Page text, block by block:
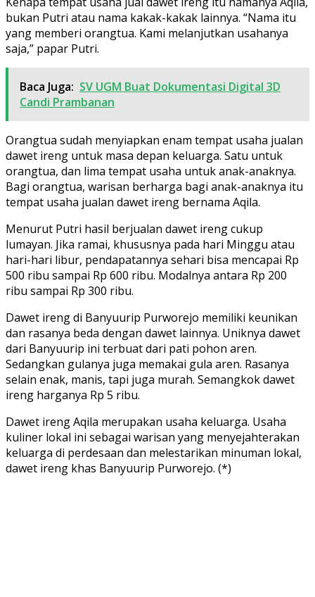
bukan Putri atau nama kakak-kakak lainnya. “Nama itu
yang memberi orangtua. Kami melanjutkan usahanya
saja,” papar Putri.
Baca Juga: SV UGM Buat Dokumentasi Digital 3D
Candi Prambanan
Orangtua sudah menyiapkan enam tempat usaha jualan
dawet ireng untuk masa depan keluarga. Satu untuk
orangtua, dan lima tempat usaha untuk anak-anaknya.
Bagi orangtua, warisan berharga bagi anak-anaknya itu
tempat usaha jualan dawet ireng bernama Aqila.
Menurut Putri hasil berjualan dawet ireng cukup
lumayan. Jika ramai, khususnya pada hari Minggu atau
hari-hari libur, pendapatannya sehari bisa mencapai Rp
500 ribu sampai Rp 600 ribu. Modalnya antara Rp 200
ribu sampai Rp 300 ribu.
Dawet ireng di Banyuurip Purworejo memiliki keunikan
dan rasanya beda dengan dawet lainnya. Uniknya dawet
dari Banyuurip ini terbuat dari pati pohon aren.
Sedangkan gulanya juga memakai gula aren. Rasanya
selain enak, manis, tapi juga murah. Semangkok dawet
ireng harganya Rp 5 ribu.
Dawet ireng Aqila merupakan usaha keluarga. Usaha
kuliner lokal ini sebagai warisan yang menyejahterakan
keluarga di perdesaan dan melestarikan minuman lokal,
dawet ireng khas Banyuurip Purworejo. (*)